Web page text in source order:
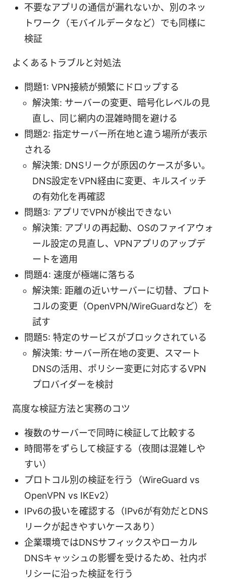
不要なアプリの通信が漏れないか、別のネッ
トワーク（モバイルデータなど）でも同様に
検証
よくあるトラブルと対処法
問題1: VPN接続が頻繁にドロップする
解決策: サーバーの変更、暗号化レベルの見
直し、同じ網内の混雑時間を避ける
問題2: 指定サーバー所在地と違う場所が表示
される
解決策: DNSリークが原因のケースが多い。
DNS設定をVPN経由に変更、キルスイッチ
の有効化を再確認
問題3: アプリでVPNが検出できない
解決策: アプリの再起動、OSのファイアウォ
ール設定の見直し、VPNアプリのアップデ
ートを適用
問題4: 速度が極端に落ちる
解決策: 距離の近いサーバーに切替、プロト
コルの変更（OpenVPN/WireGuardなど）を
試す
問題5: 特定のサービスがブロックされている
解決策: サーバー所在地の変更、スマート
DNSの活用、ポリシー変更に対応するVPN
プロバイダーを検討
高度な検証方法と実務のコツ
複数のサーバーで同時に検証して比較する
時間帯をずらして検証する（夜間は混雑しや
すい）
プロトコル別の検証を行う（WireGuard vs
OpenVPN vs IKEv2）
IPv6の扱いを確認する（IPv6が有効だとDNS
リークが起きやすいケースあり）
企業環境ではDNSサフィックスやローカル
DNSキャッシュの影響を受けるため、社内ポ
リシーに沿った検証を行う